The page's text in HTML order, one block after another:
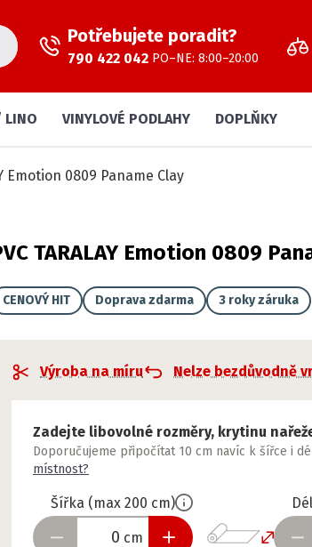
Potřebujete poradit?
790 422 042 PO–NE: 8:00–20:00
LINO VINYLOVÉ PODLAHY DOPLŇKY
Emotion 0809 Paname Clay
TARALAY Emotion 0809
CENOVÝ HIT Doprava zdarma 3 roky záruka
Výroba na míru Nelze bezdůvodně
Zadejte libovolné rozměry, krytinu
Doporučujeme připočítat 10 cm navíc k šířce i
místnost?
Šířka (max 200 cm)
cm